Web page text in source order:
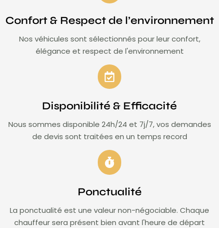
Confort & Respect de l’environnement
Nos véhicules sont sélectionnés pour leur confort,
élégance et respect de l'environnement
Disponibilité & Efficacité
Nous sommes disponible 24h/24 et 7j/7, vos demandes
de devis sont traitées en un temps record
Ponctualité
La ponctualité est une valeur non-négociable. Chaque
chauffeur sera présent bien avant l'heure de départ